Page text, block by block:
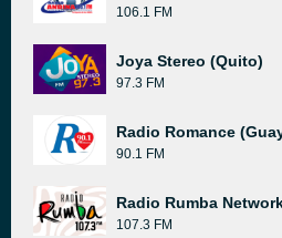
106.1 FM
Joya Stereo (Quito)
97.3 FM
Radio Romance
90.1 FM
Radio Rumba
107.3 FM